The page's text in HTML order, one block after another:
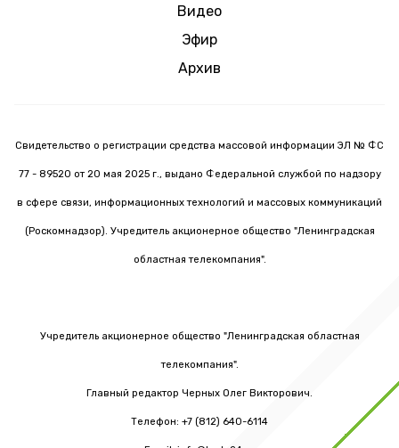
Видео
Эфир
Архив
Свидетельство о регистрации средства массовой информации ЭЛ № ФС
77 - 89520 от 20 мая 2025 г., выдано Федеральной службой по надзору
в сфере связи, информационных технологий и массовых коммуникаций
(Роскомнадзор). Учредитель акционерное общество "Ленинградская
областная телекомпания".
Учредитель акционерное общество "Ленинградская областная
телекомпания".
Главный редактор Черных Олег Викторович.
Телефон: +7 (812) 640-6114